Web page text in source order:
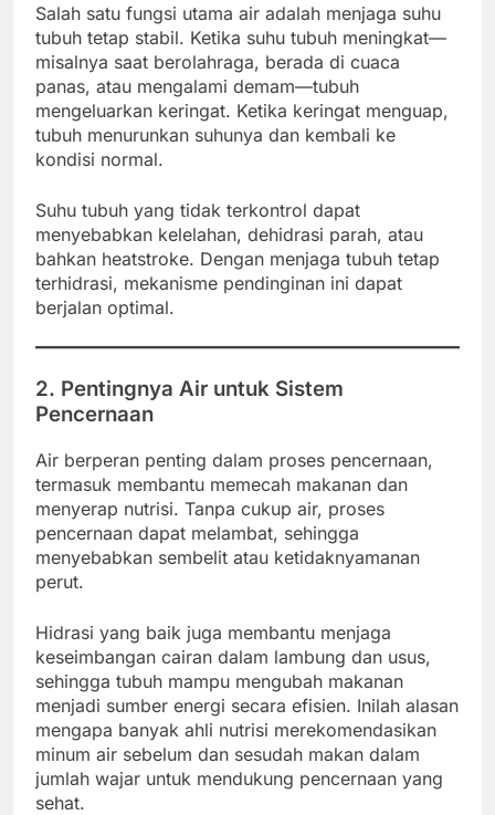
Salah satu fungsi utama air adalah menjaga suhu
tubuh tetap stabil. Ketika suhu tubuh meningkat—
misalnya saat berolahraga, berada di cuaca
panas, atau mengalami demam—tubuh
mengeluarkan keringat. Ketika keringat menguap,
tubuh menurunkan suhunya dan kembali ke
kondisi normal.
Suhu tubuh yang tidak terkontrol dapat
menyebabkan kelelahan, dehidrasi parah, atau
bahkan heatstroke. Dengan menjaga tubuh tetap
terhidrasi, mekanisme pendinginan ini dapat
berjalan optimal.
2. Pentingnya Air untuk Sistem
Pencernaan
Air berperan penting dalam proses pencernaan,
termasuk membantu memecah makanan dan
menyerap nutrisi. Tanpa cukup air, proses
pencernaan dapat melambat, sehingga
menyebabkan sembelit atau ketidaknyamanan
perut.
Hidrasi yang baik juga membantu menjaga
keseimbangan cairan dalam lambung dan usus,
sehingga tubuh mampu mengubah makanan
menjadi sumber energi secara efisien. Inilah alasan
mengapa banyak ahli nutrisi merekomendasikan
minum air sebelum dan sesudah makan dalam
jumlah wajar untuk mendukung pencernaan yang
sehat.